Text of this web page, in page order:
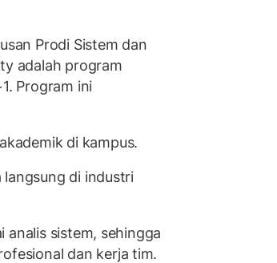
Prodi Sistem dan
adalah program
Program ini
di kampus.
langsung di industri
analis sistem, sehingga
dan kerja tim.